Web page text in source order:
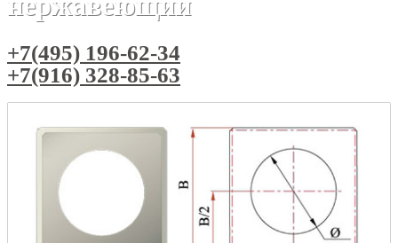
+7(495) 196-62-34
+7(916) 328-85-63